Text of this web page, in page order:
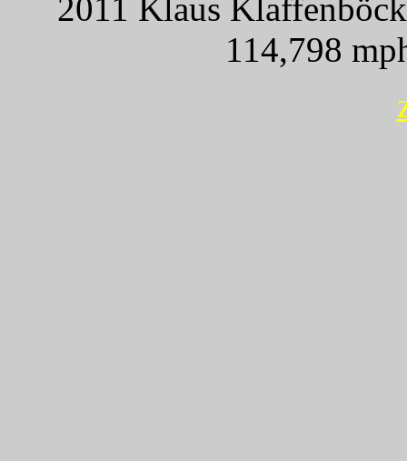
2011 Klaus
114,798